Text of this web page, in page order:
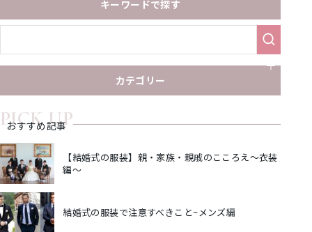
キーワードで探す
カテゴリー
PICK UP
おすすめ記事
【結婚式の服装】親・家族・親戚のこころえ～衣装
編～
結婚式の服装で注意すべきこと~メンズ編